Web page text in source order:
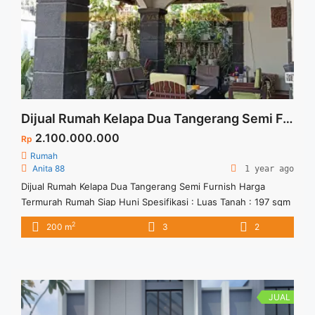
Dijual Rumah Kelapa Dua Tangerang Semi Furnish Harga Termurah Rumah Siap Huni
Rp 2.100.000.000
Rumah
Anita 88
1 year ago
Dijual Rumah Kelapa Dua Tangerang Semi Furnish Harga
Termurah Rumah Siap Huni Spesifikasi : Luas Tanah : 197 sqm
Luas Bangunan : 200 sqm Bedroom : 3+1 Bathroon : 2 Carport
: 2 Listrik : 4400 W Harga Jual : 1.9 M
200 m2 3 2
JUAL